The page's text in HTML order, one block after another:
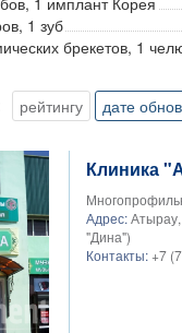
1 зуб
брекетов, 1
брекетов, 1
брекетов, 1
рейтингу дате
Клиника
Адрес:Атырау,
"Дина")
Контакты: +7